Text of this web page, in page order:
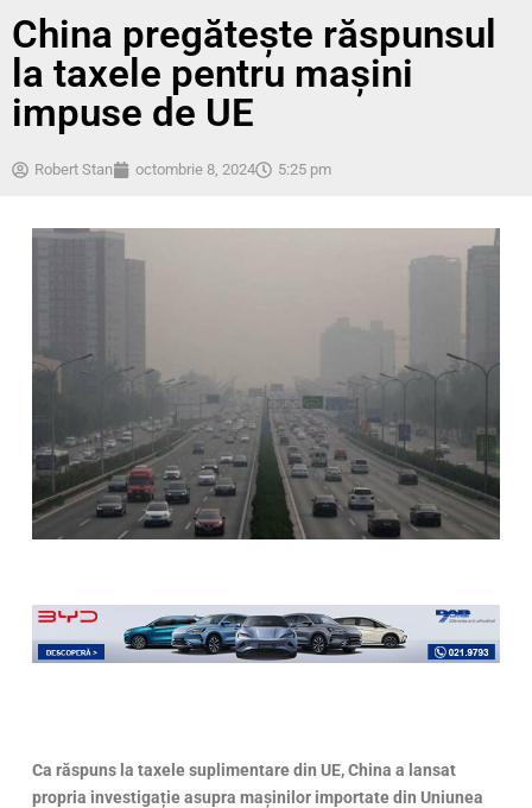
China pregătește răspunsul
la taxele pentru mașini
impuse de UE
Robert Stan octombrie 8, 2024 5:25 pm
Ca răspuns la taxele suplimentare din UE, China a lansat
propria investigație asupra mașinilor importate din Uniunea